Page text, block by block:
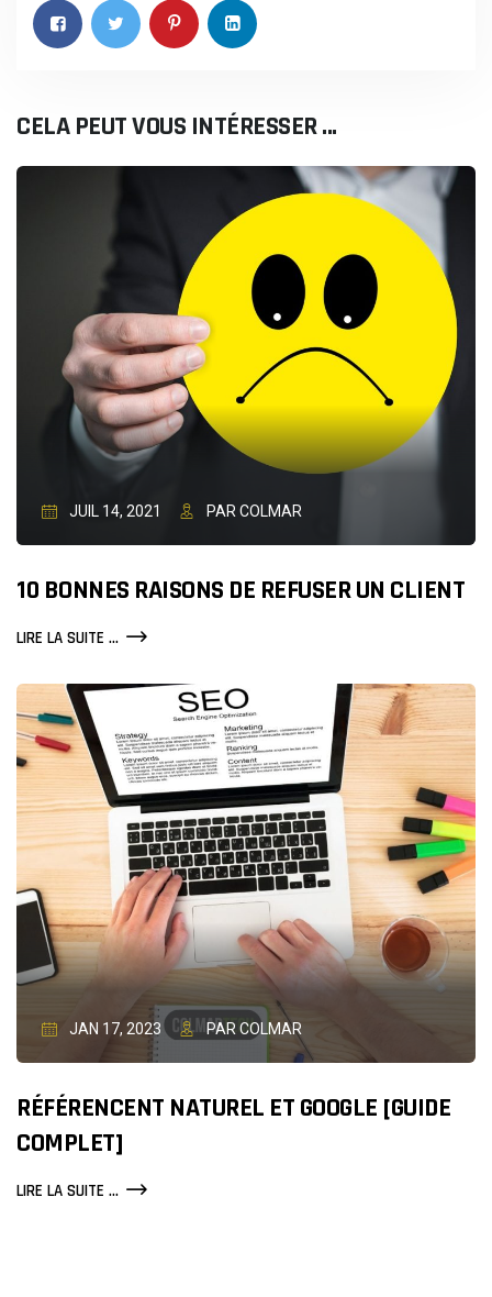
CELA PEUT VOUS INTÉRESSER ...
JUIL 14, 2021 PAR COLMAR
10 BONNES RAISONS DE REFUSER UN CLIENT
LIRE LA SUITE ...10
RAISONS
REFUSER
UN
CLIENT
JAN 17, 2023 PAR COLMAR
RÉFÉRENCENT NATUREL ET GOOGLE [GUIDE
COMPLET]
LIRE LA SUITE ...RÉFÉRENCENT